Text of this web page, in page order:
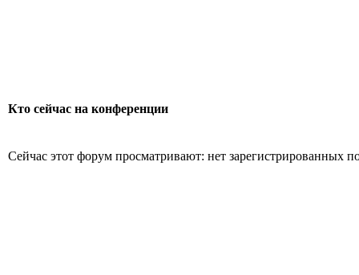
Кто сейчас на конференции
Сейчас этот форум просматривают: нет зарегистрированных